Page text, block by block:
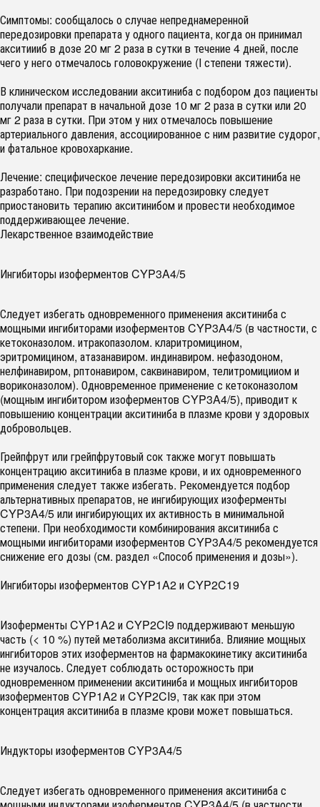
Симптомы: сообщалось о случае непреднамеренной
передозировки препарата у одного пациента, когда он принимал
акситиииб в дозе 20 мг 2 раза в сутки в течение 4 дней, после
чего у него отмечалось головокружение (I степени тяжести).
В клиническом исследовании акситиниба с подбором доз пациенты
получали препарат в начальной дозе 10 мг 2 раза в сутки или 20
мг 2 раза в сутки. При этом у них отмечалось повышение
артериального давления, ассоциированное с ним развитие судорог,
и фатальное кровохаркание.
Лечение: специфическое лечение передозировки акситиниба не
разработано. При подозрении на передозировку следует
приостановить терапию акситинибом и провести необходимое
поддерживающее лечение.
Лекарственное взаимодействие
Ингибиторы изоферментов CYP3A4/5
Следует избегать одновременного применения акситиниба с
мощными ингибиторами изоферментов CYP3A4/5 (в частности, с
кетоконазолом. итракопазолом. кларитромицином,
эритромицином, атазанавиром. индинавиром. нефазодоном,
нелфинавиром, рптонавиром, саквинавиром, телитромицииом и
вориконазолом). Одновременное применение с кетоконазолом
(мощным ингибитором изоферментов CYP3A4/5), приводит к
повышению концентрации акситиниба в плазме крови у здоровых
добровольцев.
Грейпфрут или грейпфрутовый сок также могут повышать
концентрацию акситиниба в плазме крови, и их одновременного
применения следует также избегать. Рекомендуется подбор
альтернативных препаратов, не ингибирующих изоферменты
CYP3A4/5 или ингибирующих их активность в минимальной
степени. При необходимости комбинирования акситиниба с
мощными ингибиторами изоферментов CYP3A4/5 рекомендуется
снижение его дозы (см. раздел «Способ применения и дозы»).
Ингибиторы изоферментов CYP1A2 и CYP2C19
Изоферменты CYP1A2 и CYP2CI9 поддерживают меньшую
часть (< 10 %) путей метаболизма акситиниба. Влияние мощных
ингибиторов этих изоферментов на фармакокинетику акситиниба
не изучалось. Следует соблюдать осторожность при
одновременном применении акситиниба и мощных ингибиторов
изоферментов CYP1A2 и CYP2CI9, так как при этом
концентрация акситиниба в плазме крови может повышаться.
Индукторы изоферментов CYP3A4/5
Следует избегать одновременного применения акситиниба с